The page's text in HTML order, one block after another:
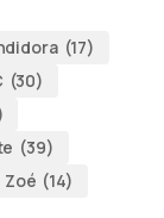
(17)
(30)
(39)
Zoé (14)